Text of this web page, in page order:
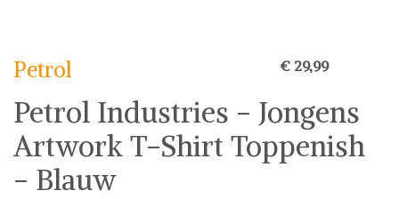
Petrol € 29,99
Petrol Industries - Jongens
Artwork T-Shirt Toppenish
- Blauw